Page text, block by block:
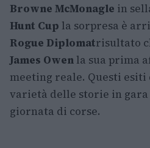
Browne McMonagle in
Hunt Cup la sorpresa è
Rogue Diplomatrisultato
James Owen la sua prima
meeting reale. Questi esiti
varietà delle storie in gara
giornata di corse.